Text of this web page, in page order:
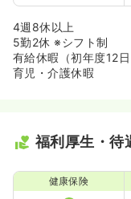
4週8休以上
5勤2休 ※シフト制
有給休暇（初年度12
育児・介護休暇
福利厚生・待
健康保険